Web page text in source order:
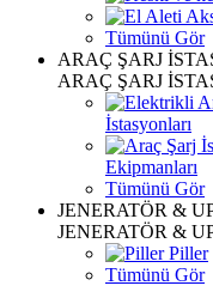
Tümünü Gör
ARAÇ ŞARJ
ARAÇ ŞARJ
İstasyonları
Ekipmanları
Tümünü Gör
JENERATÖR &
JENERATÖR &
Piller
Tümünü Gör